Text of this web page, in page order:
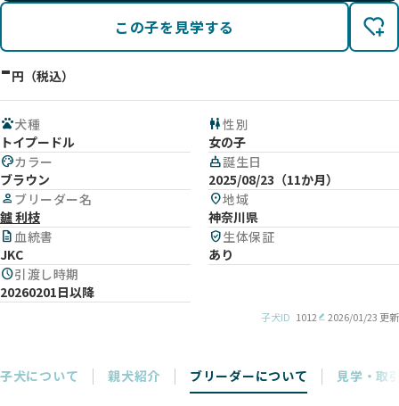
この子を見学する
-円（税込）
pets犬種
トイプードル
wc性別
女の子
paletteカラー
ブラウン
cake誕生日
2025/08/23（11か月）
person ブリーダー名
鑪 利枝
location_on地域
神奈川県
description血統書
JKC
verified_user生体保証
あり
schedule引渡し時期
20260201日以降
子犬ID 1012 2026/01/23 更新
子犬について 親犬紹介 ブリーダーについて 見学・取